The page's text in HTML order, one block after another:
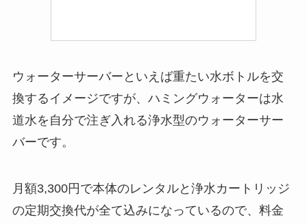
ウォーターサーバーといえば重たい水ボトルを交
換するイメージですが、ハミングウォーターは水
道水を自分で注ぎ入れる浄水型のウォーターサー
バーです。
月額3,300円で本体のレンタルと浄水カートリッジ
の定期交換代が全て込みになっているので、料金